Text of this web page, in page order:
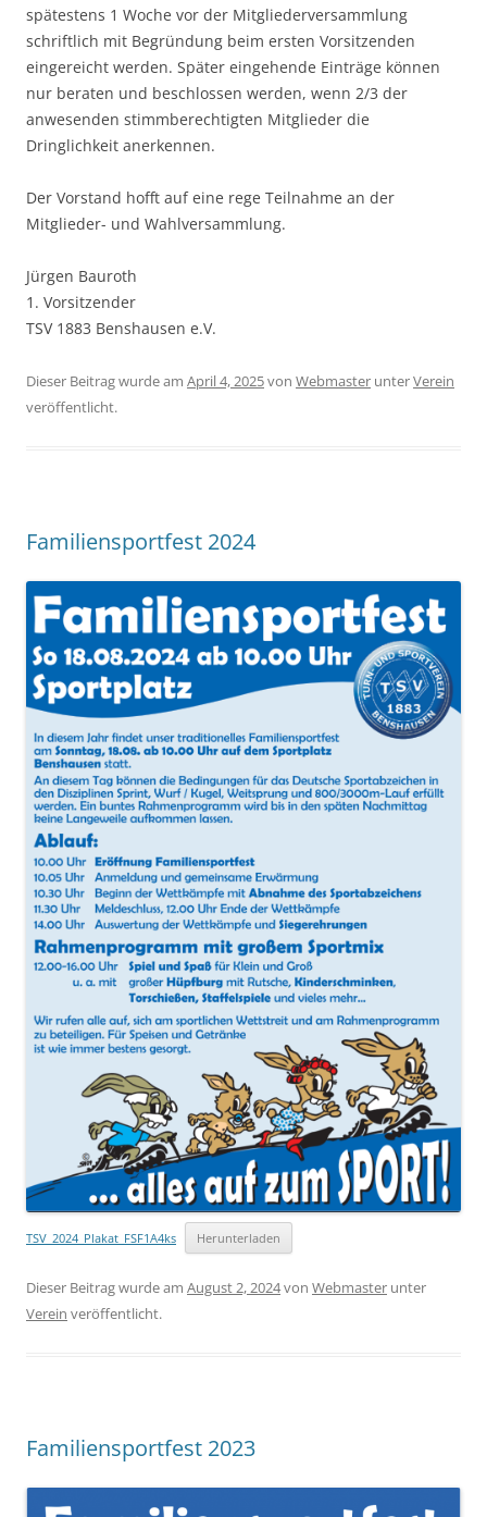
spätestens 1 Woche vor der Mitgliederversammlung
schriftlich mit Begründung beim ersten Vorsitzenden
eingereicht werden. Später eingehende Einträge können
nur beraten und beschlossen werden, wenn 2/3 der
anwesenden stimmberechtigten Mitglieder die
Dringlichkeit anerkennen.
Der Vorstand hofft auf eine rege Teilnahme an der
Mitglieder- und Wahlversammlung.
Jürgen Bauroth
1. Vorsitzender
TSV 1883 Benshausen e.V.
Dieser Beitrag wurde am April 4, 2025von Webmaster unterVerein
veröffentlicht.
Familiensportfest 2024
TSV_2024_Plakat_FSF1A4ks Herunterladen
Dieser Beitrag wurde am August 2, 2024von Webmaster unter
Verein veröffentlicht.
Familiensportfest 2023